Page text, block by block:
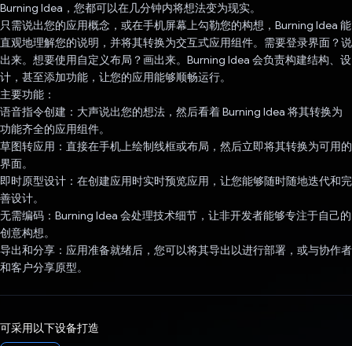
Burning Idea，您都可以在几分钟内将想法变为现实。
只需说出您的应用概念，或在手机屏幕上勾勒您的构想，Burning Idea 能
直观地理解您的说明，并将其转换为交互式应用组件。需要登录界面？说
出来。想要使用自定义布局？画出来。Burning Idea 会负责构建结构、设
计，甚至添加功能，让您的应用能够顺畅运行。
主要功能：
语音指令创建：大声说出您的想法，然后看着 Burning Idea 将其转换为
功能齐全的应用组件。
草图转应用：直接在手机上绘制线框或布局，然后立即将其转换为可用的
界面。
即时原型设计：在创建应用时实时预览应用，让您能够随时随地迭代和完
善设计。
无需编码：Burning Idea 会处理技术细节，让非开发者能够专注于自己的
创意构想。
导出和分享：应用准备就绪后，您可以将其导出以进行部署，或与协作者
和客户分享原型。
可采用以下设备打造